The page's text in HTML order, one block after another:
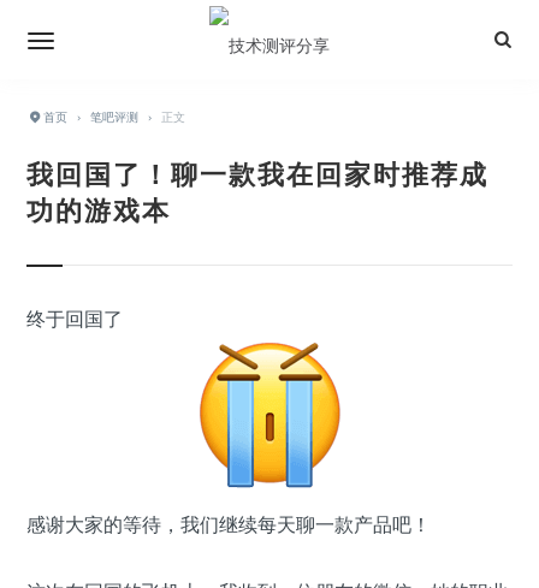
首页 › 笔吧评测 › 正文
我回国了！聊一款我在回家时推荐成
功的游戏本
终于回国了
感谢大家的等待，我们继续每天聊一款产品吧！